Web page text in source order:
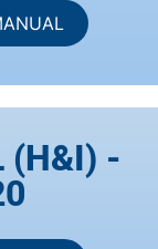
(H&I) -